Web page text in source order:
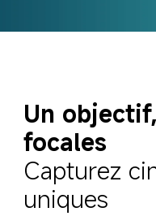
Un
focales
Capturez
uniques